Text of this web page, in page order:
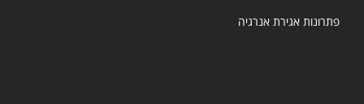
פתרונות אגירת אנרגיה